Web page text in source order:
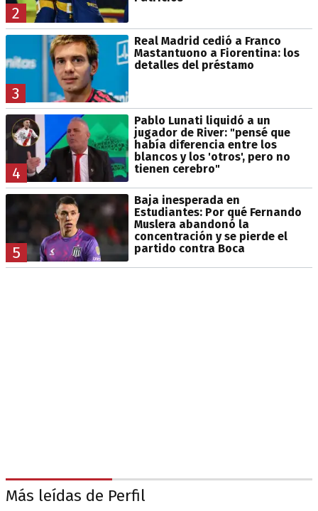
2
3
Real Madrid cedió a Franco
Mastantuono a Fiorentina: los
detalles del préstamo
4
Pablo Lunati liquidó a un
jugador de River: "pensé que
había diferencia entre los
blancos y los 'otros', pero no
tienen cerebro"
5
Baja inesperada en
Estudiantes: Por qué Fernando
Muslera abandonó la
concentración y se pierde el
partido contra Boca
Más leídas de Perfil